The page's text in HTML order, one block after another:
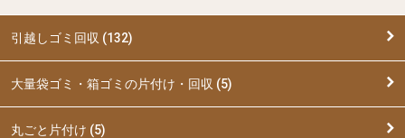
引越しゴミ回収 (132)
大量袋ゴミ・箱ゴミの片付け・回収 (5)
丸ごと片付け (5)